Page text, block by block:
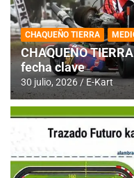
CHAQUEÑO TIERRA
CHAQUEÑO
fecha clave
30 julio, 2026 E-Kart